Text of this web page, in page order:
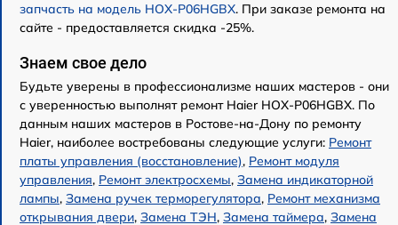
запчасть на модель HOX-P06HGBX. При заказе ремонта на
сайте - предоставляется скидка -25%.
Знаем свое дело
Будьте уверены в профессионализме наших мастеров - они
с уверенностью выполнят ремонт Haier HOX-P06HGBX. По
данным наших мастеров в Ростове-на-Дону по ремонту
Haier, наиболее востребованы следующие услуги: Ремонт
платы управления (восстановление), Ремонт модуля
управления, Ремонт электросхемы, Замена индикаторной
лампы, Замена ручек терморегулятора, Ремонт механизма
открывания двери, Замена ТЭН, Замена таймера, Замена